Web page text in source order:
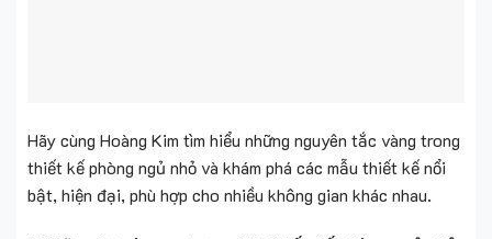
Hãy cùng Hoàng Kim tìm hiểu những nguyên tắc vàng trong
thiết kế phòng ngủ nhỏ và khám phá các mẫu thiết kế nổi
bật, hiện đại, phù hợp cho nhiều không gian khác nhau.